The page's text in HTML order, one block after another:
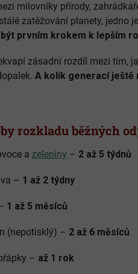
milovníky přírody,
zatěžování planety, jedno
prvním krokem k lepším
zásadní rozdíl mezi tím,
A kolik generací ještě
rozkladu běžných
a zeleniny – 2 až 5 týdnů
– 1 až 2 týdny
1 až 5 měsíců
(nepotisklý) – 2 až 6 měsíců
– až 1 rok